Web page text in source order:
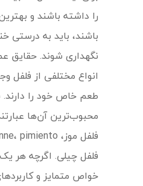
را داشته باشند و
باشند، باید به درستی
نگهداری شوند. حقایق
انواع مختلفی از فلفل
طعم خاص خود را دارند.
محبوب‌ترین آن‌ها
فلفل چیلی. اگرچه هر
خواص متمایز و